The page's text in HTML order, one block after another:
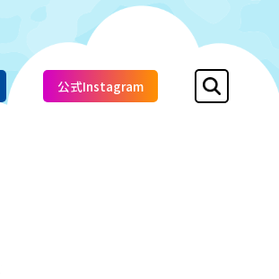
公式Instagram